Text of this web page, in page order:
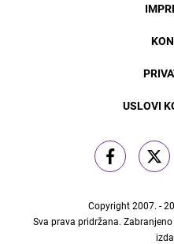
USLOVI
Copyright 2007. -
Sva prava pridržana.